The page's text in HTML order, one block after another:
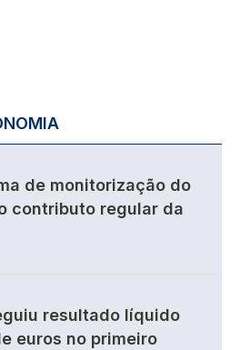
de monitorização do
contributo regular da
resultado líquido
euros no primeiro